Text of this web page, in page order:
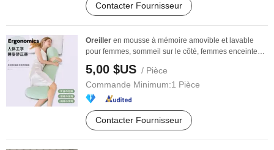
Contacter Fournisseur
Oreiller en mousse à mémoire amovible et lavable
pour femmes, sommeil sur le côté, femmes enceintes,
5,00 $US / Pièce
Commande Minimum:1 Pièce
Contacter Fournisseur